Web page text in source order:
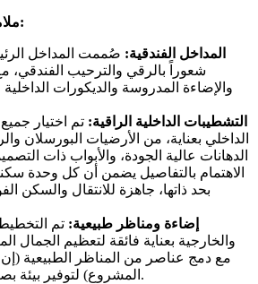
ملامح الفخامة في التصميم:
المداخل الفندقية: صُممت المداخل
شعوراً بالرقي والترحيب الفندقي،
والإضاءة المدروسة والديكورات
التشطيبات الداخلية الراقية: تم اختيار
الداخلي بعناية، من الأرضيات البورسلان
الدهانات عالية الجودة، والأبواب ذات
الاهتمام بالتفاصيل يضمن أن كل وحدة
بحد ذاتها، جاهزة للانتقال والسكن
إضاءة ومناظر طبيعية: تم
والخارجية بعناية فائقة لتعظيم الجمال
مع دمج عناصر من المناظر الطبيعية
المشروع) لتوفير بيئة بصرية هادئة ومريحة.